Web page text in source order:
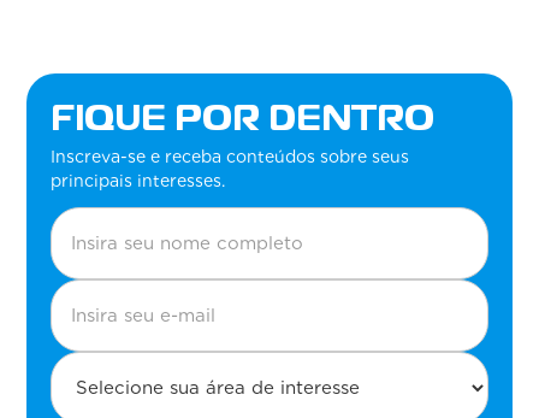
FIQUE POR DENTRO
Inscreva-se e receba conteúdos sobre seus
principais interesses.